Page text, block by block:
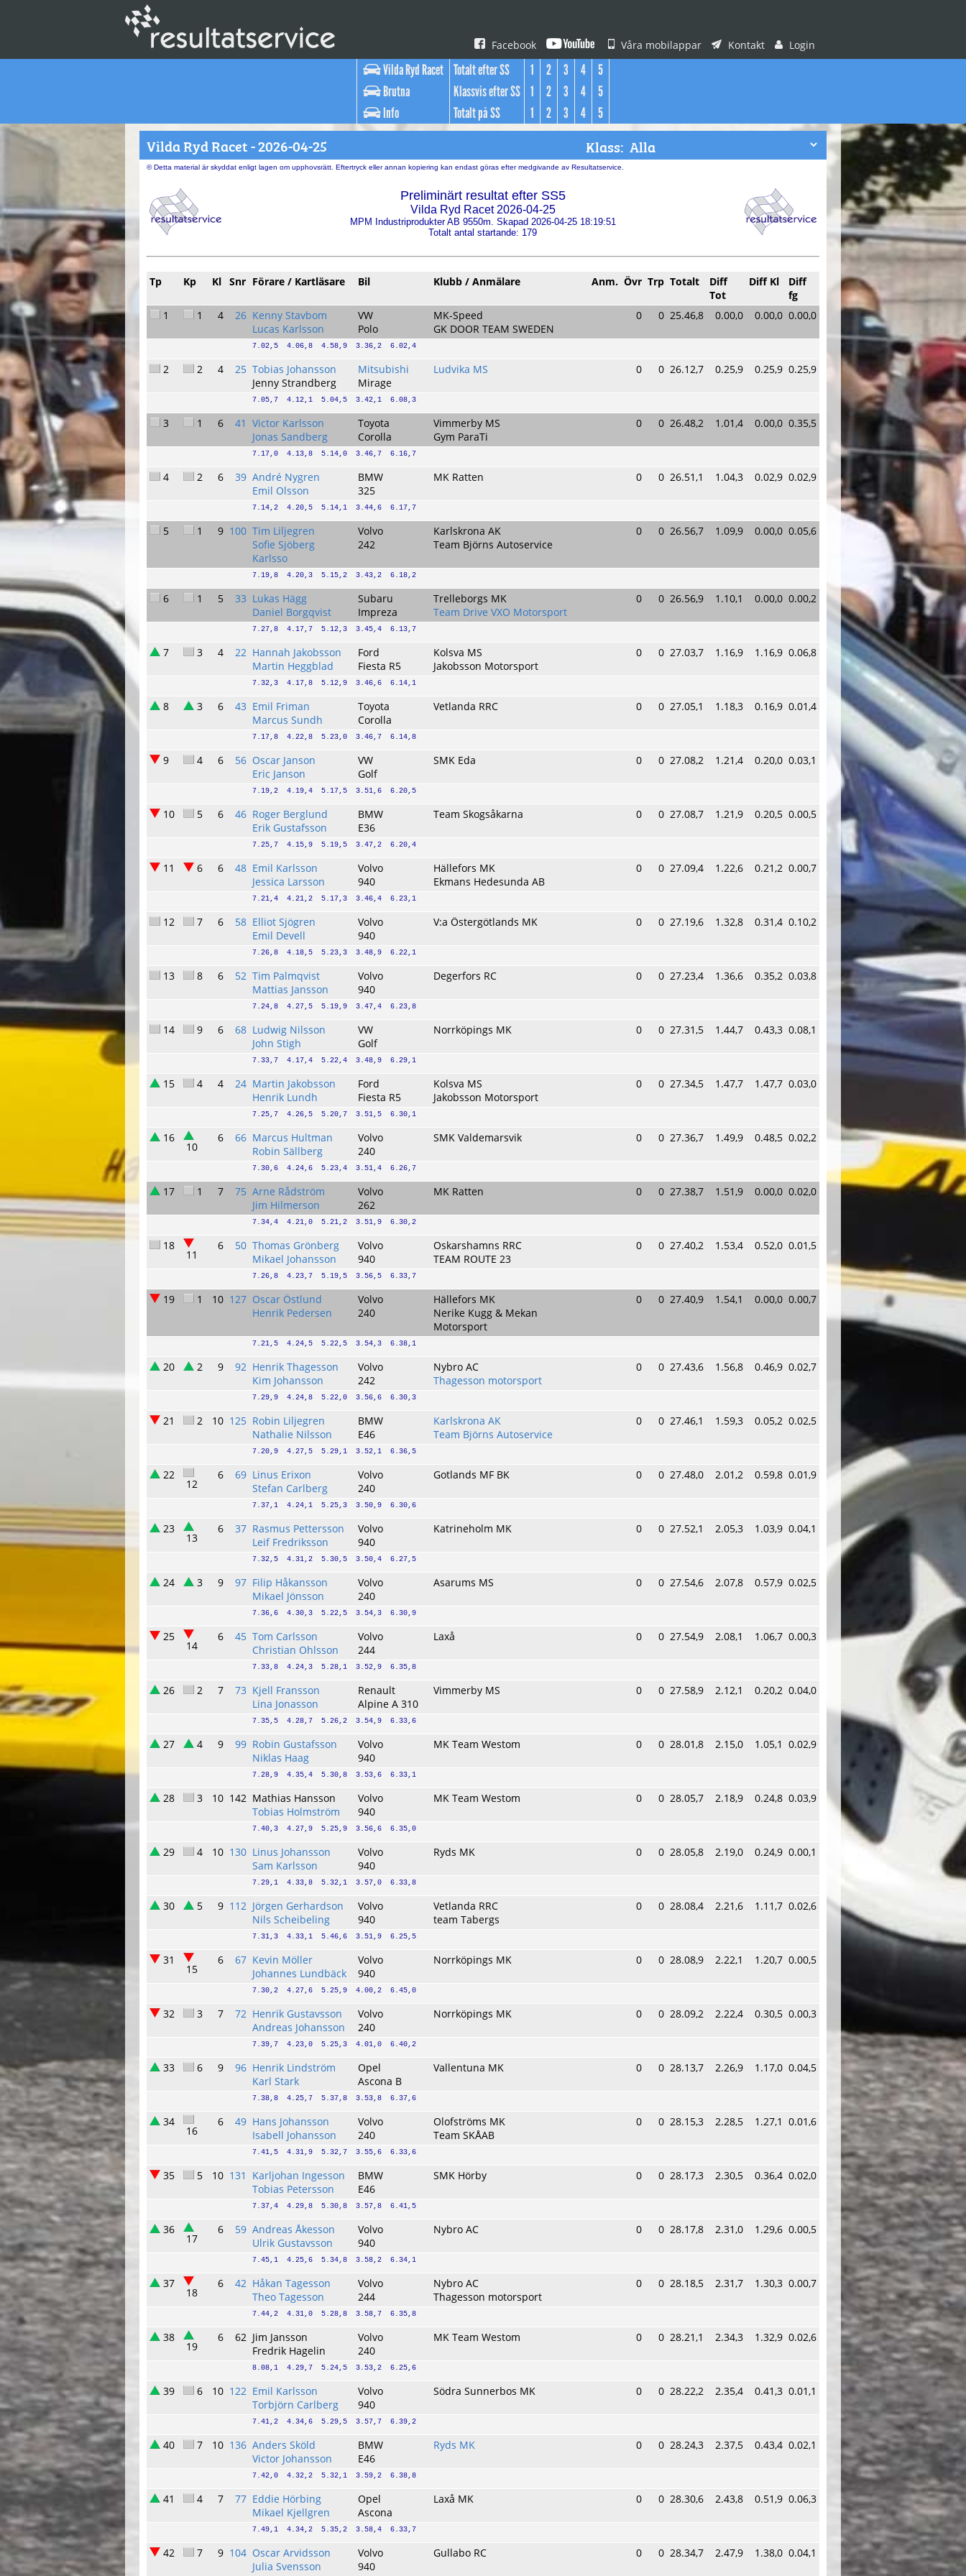
Facebook Våra mobilappar Kontakt Login
Vilda Ryd Racet
Brutna
Info
Totalt efter SS
Klassvis efter SS
Totalt på SS
1 2 3 4
5
1
2 3 4
5
1
2 3 4 5
Vilda Ryd Racet - 2026-04-25 Klass:
© Detta material är skyddat enligt lagen om upphovsrätt. Eftertryck eller annan kopiering kan endast göras efter medgivande av Resultatservice.
Preliminärt resultat efter SS5
Vilda Ryd Racet 2026-04-25
MPM Industriprodukter AB 9550m. Skapad 2026-04-25 18:19:51
Totalt antal startande: 179
Tp Kp Kl Snr Förare / Kartläsare Bil Klubb / Anmälare Anm. Övr Trp Totalt
Diff
Tot
Diff Kl
Diff
fg
1
1 4 26 Kenny Stavbom
Lucas Karlsson
VW
Polo
MK-Speed
GK DOOR TEAM SWEDEN
0 0 25.46,8 0.00,0 0.00,0 0.00,0
7.02,5  4.06,8  4.58,9  3.36,2  6.02,4
2 2 4 25 Tobias Johansson
Jenny Strandberg
Mitsubishi
Mirage
Ludvika MS 0 0 26.12,7 0.25,9 0.25,9 0.25,9
7.05,7  4.12,1  5.04,5  3.42,1  6.08,3
3 1 6 41 Victor Karlsson
Jonas Sandberg
Toyota
Corolla
Vimmerby MS
Gym ParaTi
0 0 26.48,2 1.01,4 0.00,0 0.35,5
7.17,0  4.13,8  5.14,0  3.46,7  6.16,7
4 2 6 39 André Nygren
Emil Olsson
BMW
325
MK Ratten 0 0 26.51,1 1.04,3 0.02,9 0.02,9
7.14,2  4.20,5  5.14,1  3.44,6  6.17,7
5 1 9 100 Tim Liljegren
Sofie Sjöberg
Karlsso
Volvo
242
Karlskrona AK
Team Björns Autoservice
0 0 26.56,7 1.09,9 0.00,0 0.05,6
7.19,8  4.20,3  5.15,2  3.43,2  6.18,2
6 1 5 33 Lukas Hägg
Daniel Borgqvist
Subaru
Impreza
Trelleborgs MK
Team Drive VXO Motorsport
0 0 26.56,9 1.10,1 0.00,0 0.00,2
7.27,8  4.17,7  5.12,3  3.45,4  6.13,7
7 3 4 22 Hannah Jakobsson
Martin Heggblad
Ford
Fiesta R5
Kolsva MS
Jakobsson Motorsport
0 0 27.03,7 1.16,9 1.16,9 0.06,8
7.32,3  4.17,8  5.12,9  3.46,6  6.14,1
8 3 6 43 Emil Friman
Marcus Sundh
Toyota
Corolla
Vetlanda RRC 0 0 27.05,1 1.18,3 0.16,9 0.01,4
7.17,8  4.22,8  5.23,0  3.46,7  6.14,8
9 4 6 56 Oscar Janson
Eric Janson
VW
Golf
SMK Eda 0 0 27.08,2 1.21,4 0.20,0 0.03,1
7.19,2  4.19,4  5.17,5  3.51,6  6.20,5
10 5 6 46 Roger Berglund
Erik Gustafsson
BMW
E36
Team Skogsåkarna 0 0 27.08,7 1.21,9 0.20,5 0.00,5
7.25,7  4.15,9  5.19,5  3.47,2  6.20,4
11 6 6 48 Emil Karlsson
Jessica Larsson
Volvo
940
Hällefors MK
Ekmans Hedesunda AB
0 0 27.09,4 1.22,6 0.21,2 0.00,7
7.21,4  4.21,2  5.17,3  3.46,4  6.23,1
12 7 6 58 Elliot Sjögren
Emil Devell
Volvo
940
V:a Östergötlands MK 0 0 27.19,6 1.32,8 0.31,4 0.10,2
7.26,8  4.18,5  5.23,3  3.48,9  6.22,1
13 8 6 52 Tim Palmqvist
Mattias Jansson
Volvo
940
Degerfors RC 0 0 27.23,4 1.36,6 0.35,2 0.03,8
7.24,8  4.27,5  5.19,9  3.47,4  6.23,8
14 9 6 68 Ludwig Nilsson
John Stigh
VW
Golf
Norrköpings MK 0 0 27.31,5 1.44,7 0.43,3 0.08,1
7.33,7  4.17,4  5.22,4  3.48,9  6.29,1
15 4 4 24 Martin Jakobsson
Henrik Lundh
Ford
Fiesta R5
Kolsva MS
Jakobsson Motorsport
0 0 27.34,5 1.47,7 1.47,7 0.03,0
7.25,7  4.26,5  5.20,7  3.51,5  6.30,1
16
10
6 66 Marcus Hultman
Robin Sällberg
Volvo
240
SMK Valdemarsvik 0 0 27.36,7 1.49,9 0.48,5 0.02,2
7.30,6  4.24,6  5.23,4  3.51,4  6.26,7
17 1 7 75 Arne Rådström
Jim Hilmerson
Volvo
262
MK Ratten 0 0 27.38,7 1.51,9 0.00,0 0.02,0
7.34,4  4.21,0  5.21,2  3.51,9  6.30,2
18
11
6 50 Thomas Grönberg
Mikael Johansson
Volvo
940
Oskarshamns RRC
TEAM ROUTE 23
0 0 27.40,2 1.53,4 0.52,0 0.01,5
7.26,8  4.23,7  5.19,5  3.56,5  6.33,7
19 1 10 127 Oscar Östlund
Henrik Pedersen
Volvo
240
Hällefors MK
Nerike Kugg & Mekan
Motorsport
0 0 27.40,9 1.54,1 0.00,0 0.00,7
7.21,5  4.24,5  5.22,5  3.54,3  6.38,1
20 2 9 92 Henrik Thagesson
Kim Johansson
Volvo
242
Nybro AC
Thagesson motorsport
0 0 27.43,6 1.56,8 0.46,9 0.02,7
7.29,9  4.24,8  5.22,0  3.56,6  6.30,3
21 2 10 125 Robin Liljegren
Nathalie Nilsson
BMW
E46
Karlskrona AK
Team Björns Autoservice
0 0 27.46,1 1.59,3 0.05,2 0.02,5
7.20,9  4.27,5  5.29,1  3.52,1  6.36,5
22
12
6 69 Linus Erixon
Stefan Carlberg
Volvo
240
Gotlands MF BK 0 0 27.48,0 2.01,2 0.59,8 0.01,9
7.37,1  4.24,1  5.25,3  3.50,9  6.30,6
23
13
6 37 Rasmus Pettersson
Leif Fredriksson
Volvo
940
Katrineholm MK 0 0 27.52,1 2.05,3 1.03,9 0.04,1
7.32,5  4.31,2  5.30,5  3.50,4  6.27,5
24 3 9 97 Filip Håkansson
Mikael Jönsson
Volvo
240
Asarums MS 0 0 27.54,6 2.07,8 0.57,9 0.02,5
7.36,6  4.30,3  5.22,5  3.54,3  6.30,9
25
14
6 45 Tom Carlsson
Christian Ohlsson
Volvo
244
Laxå 0 0 27.54,9 2.08,1 1.06,7 0.00,3
7.33,8  4.24,3  5.28,1  3.52,9  6.35,8
26 2 7 73 Kjell Fransson
Lina Jonasson
Renault
Alpine A 310
Vimmerby MS 0 0 27.58,9 2.12,1 0.20,2 0.04,0
7.35,5  4.28,7  5.26,2  3.54,9  6.33,6
27 4 9 99 Robin Gustafsson
Niklas Haag
Volvo
940
MK Team Westom 0 0 28.01,8 2.15,0 1.05,1 0.02,9
7.28,9  4.35,4  5.30,8  3.53,6  6.33,1
28 3 10 142 Mathias Hansson
Tobias Holmström
Volvo
940
MK Team Westom 0 0 28.05,7 2.18,9 0.24,8 0.03,9
7.40,3  4.27,9  5.25,9  3.56,6  6.35,0
29 4 10 130 Linus Johansson
Sam Karlsson
Volvo
940
Ryds MK 0 0 28.05,8 2.19,0 0.24,9 0.00,1
7.29,1  4.33,8  5.32,1  3.57,0  6.33,8
30 5 9 112 Jörgen Gerhardson
Nils Scheibeling
Volvo
940
Vetlanda RRC
team Tabergs
0 0 28.08,4 2.21,6 1.11,7 0.02,6
7.31,3  4.33,1  5.46,6  3.51,9  6.25,5
31
15
6 67 Kevin Möller
Johannes Lundbäck
Volvo
940
Norrköpings MK 0 0 28.08,9 2.22,1 1.20,7 0.00,5
7.30,2  4.27,6  5.25,9  4.00,2  6.45,0
32 3 7 72 Henrik Gustavsson
Andreas Johansson
Volvo
240
Norrköpings MK 0 0 28.09,2 2.22,4 0.30,5 0.00,3
7.39,7  4.23,0  5.25,3  4.01,0  6.40,2
33 6 9 96 Henrik Lindström
Karl Stark
Opel
Ascona B
Vallentuna MK 0 0 28.13,7 2.26,9 1.17,0 0.04,5
7.38,8  4.25,7  5.37,8  3.53,8  6.37,6
34
16
6 49 Hans Johansson
Isabell Johansson
Volvo
240
Olofströms MK
Team SKÅAB
0 0 28.15,3 2.28,5 1.27,1 0.01,6
7.41,5  4.31,9  5.32,7  3.55,6  6.33,6
35 5 10 131
Karljohan Ingesson
Tobias Petersson
BMW
E46
SMK Hörby 0 0 28.17,3 2.30,5 0.36,4 0.02,0
7.37,4  4.29,8  5.30,8  3.57,8  6.41,5
36
17
6 59 Andreas Åkesson
Ulrik Gustavsson
Volvo
940
Nybro AC 0 0 28.17,8 2.31,0 1.29,6 0.00,5
7.45,1  4.25,6  5.34,8  3.58,2  6.34,1
37
18
6 42 Håkan Tagesson
Theo Tagesson
Volvo
244
Nybro AC
Thagesson motorsport
0 0 28.18,5 2.31,7 1.30,3 0.00,7
7.44,2  4.31,0  5.28,8  3.58,7  6.35,8
38
19
6 62 Jim Jansson
Fredrik Hagelin
Volvo
240
MK Team Westom 0 0 28.21,1 2.34,3 1.32,9 0.02,6
8.08,1  4.29,7  5.24,5  3.53,2  6.25,6
39 6 10 122 Emil Karlsson
Torbjörn Carlberg
Volvo
940
Södra Sunnerbos MK 0 0 28.22,2 2.35,4 0.41,3 0.01,1
7.41,2  4.34,6  5.29,5  3.57,7  6.39,2
40 7 10 136 Anders Sköld
Victor Johansson
BMW
E46
Ryds MK 0 0 28.24,3 2.37,5 0.43,4 0.02,1
7.42,0  4.32,2  5.32,1  3.59,2  6.38,8
41 4 7 77 Eddie Hörbing
Mikael Kjellgren
Opel
Ascona
Laxå MK 0 0 28.30,6 2.43,8 0.51,9 0.06,3
7.49,1  4.34,2  5.35,2  3.58,4  6.33,7
42 7 9 104 Oscar Arvidsson
Julia Svensson
Volvo
940
Gullabo RC 0 0 28.34,7 2.47,9 1.38,0 0.04,1